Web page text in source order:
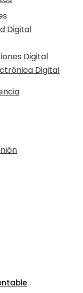
Digital
Digital
Digital